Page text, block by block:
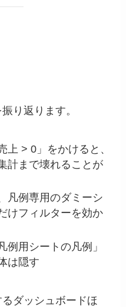
り返ります。
上 > 0」をかけると、
計まで壊れることが
凡例専用のダミーシ
けフィルターを効か
例用シートの凡例」
は隠す
ダッシュボードほ